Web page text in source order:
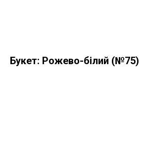
Букет: Рожево-білий (№75)